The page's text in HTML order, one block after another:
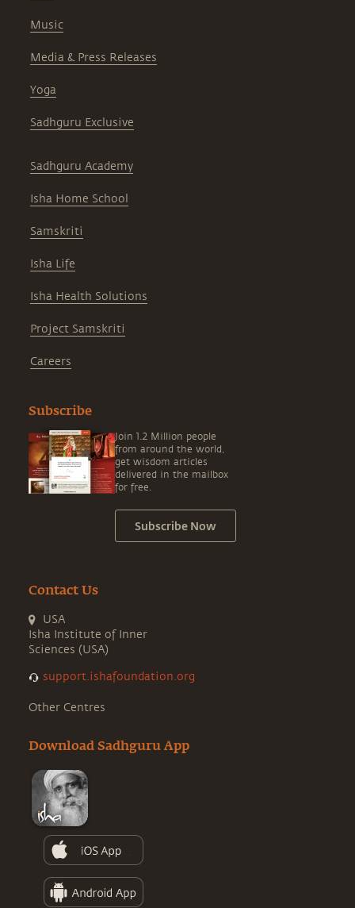
Music
Media & Press Releases
Yoga
Sadhguru Exclusive
Sadhguru Academy
Isha Home School
Samskriti
Isha Life
Isha Health Solutions
Project Samskriti
Careers
Subscribe
Join 1.2 Million people
from around the world,
get wisdom articles
delivered in the mailbox
for free.
Subscribe Now
Contact Us
USA
Isha Institute of Inner
Sciences (USA)
support.ishafoundation.org
Other Centres
Download Sadhguru App